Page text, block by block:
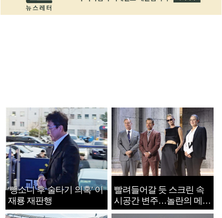
‘뺑소니 후 술타기 의혹’ 이
재룡 재판행
빨려들어갈 듯 스크린 속
시공간 변주…놀란의 메시
지는 ‘전쟁 속죄’